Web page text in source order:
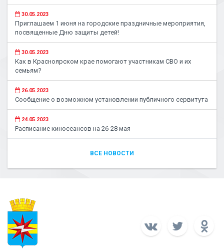
30.05.2023
Приглашаем 1 июня на городские праздничные мероприятия,
посвященные Дню защиты детей!
30.05.2023
Как в Красноярском крае помогают участникам СВО и их
семьям?
26.05.2023
Сообщение о возможном установлении публичного сервитута
24.05.2023
Расписание киносеансов на 26-28 мая
ВСЕ НОВОСТИ